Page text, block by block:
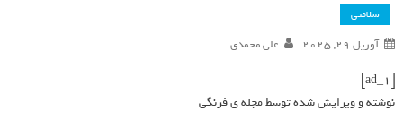
سلامتی
آوریل 29, 2025 علی محمدی
[ad_1]
نوشته و ویرایش شده توسط مجله ی فرنگی